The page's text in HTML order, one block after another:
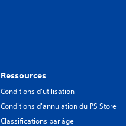
Ressources
Conditions d'utilisation
Conditions d'annulation du PS Store
Classifications par âge